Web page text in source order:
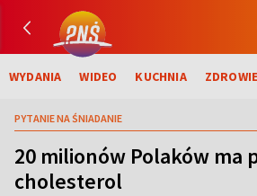
WYDANIA WIDEO KUCHNIA ZDROWIE
PYTANIE NA ŚNIADANIE
20 milionów Polaków ma
cholesterol